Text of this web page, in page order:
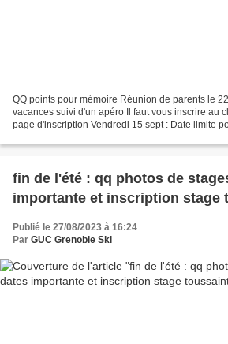
QQ points pour mémoire Réunion de parents le
vacances suivi d'un apéro Il faut vous inscrire au
page d'inscription Vendredi 15 sept : Date limite
fin de l'été : qq photos de
importante et inscription stage
Publié le 27/08/2023 à 16:24
Par GUC Grenoble Ski